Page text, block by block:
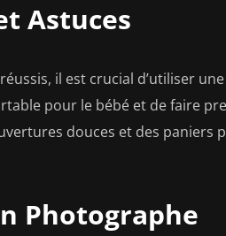
Astuces
il est crucial d’utiliser
pour le bébé et de faire
douces et des
Photographe